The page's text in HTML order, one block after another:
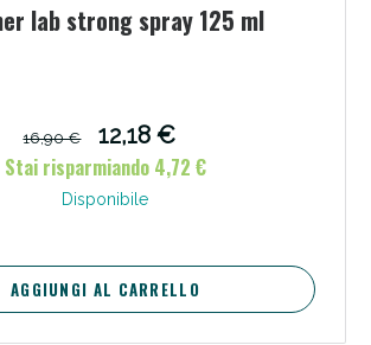
lab strong spray 125 ml
16,90 €
12,18 €
Stai risparmiando 4,72 €
Disponibile
AGGIUNGI AL CARRELLO